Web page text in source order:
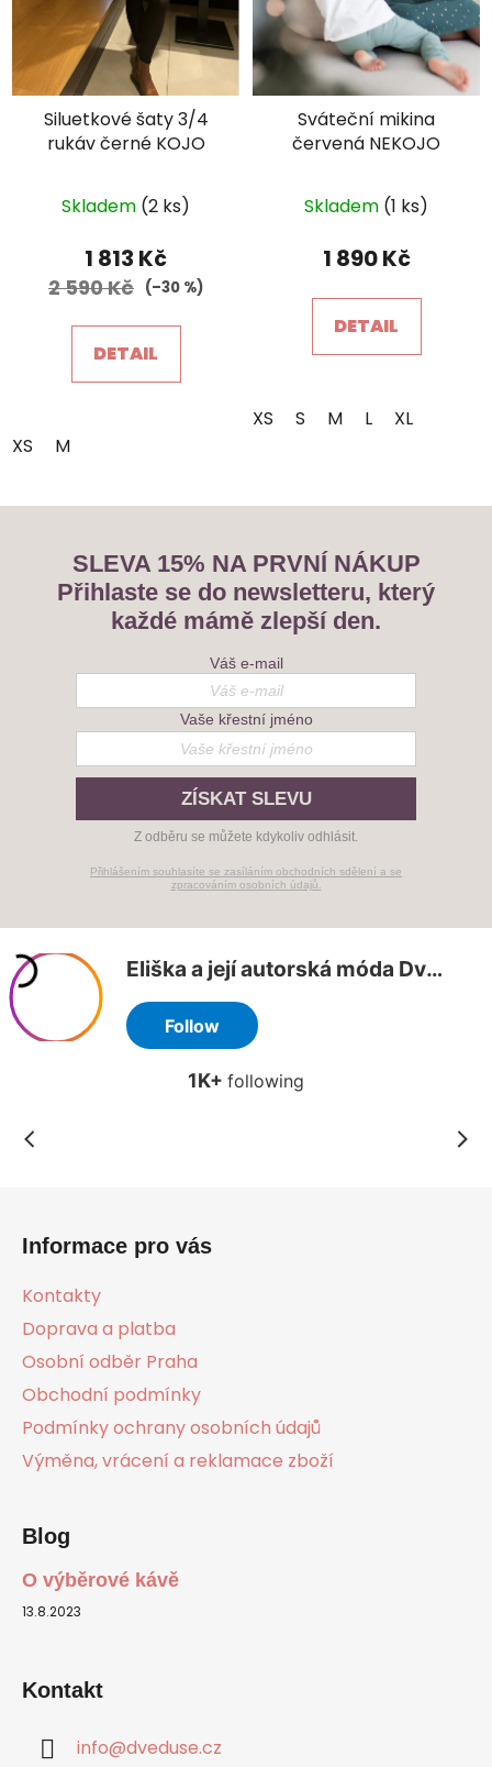
Siluetkové šaty 3/4
rukáv černé KOJO
Skladem (2 ks)
1 813 Kč
2 590 Kč (–30 %)
DETAIL
XS M
Sváteční mikina
červená NEKOJO
hodnocení
produktu
5,0
z
Skladem (1 ks)
1 890 Kč
DETAIL
XS S M L XL
SLEVA 15% NA PRVNÍ NÁKUP
Přihlaste se do newsletteru, který
každé mámě zlepší den.
Váš e-mail
Vaše křestní jméno
ZÍSKAT SLEVU
Z odběru se můžete kdykoliv odhlásit.
Přihlášením souhlasíte se zasíláním obchodních sdělení a se
zpracováním osobních údajů.
Informace pro vás
Kontakty
Doprava a platba
Osobní odběr Praha
Obchodní podmínky
Podmínky ochrany osobních údajů
Výměna, vrácení a reklamace zboží
Blog
O výběrové kávě
13.8.2023
Kontakt
info@dveduse.cz